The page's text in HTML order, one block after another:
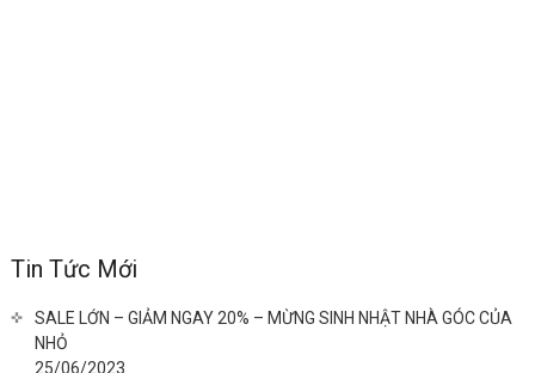
Tin Tức Mới
SALE LỚN – GIẢM NGAY 20% – MỪNG SINH NHẬT NHÀ GÓC CỦA
NHỎ
25/06/2023